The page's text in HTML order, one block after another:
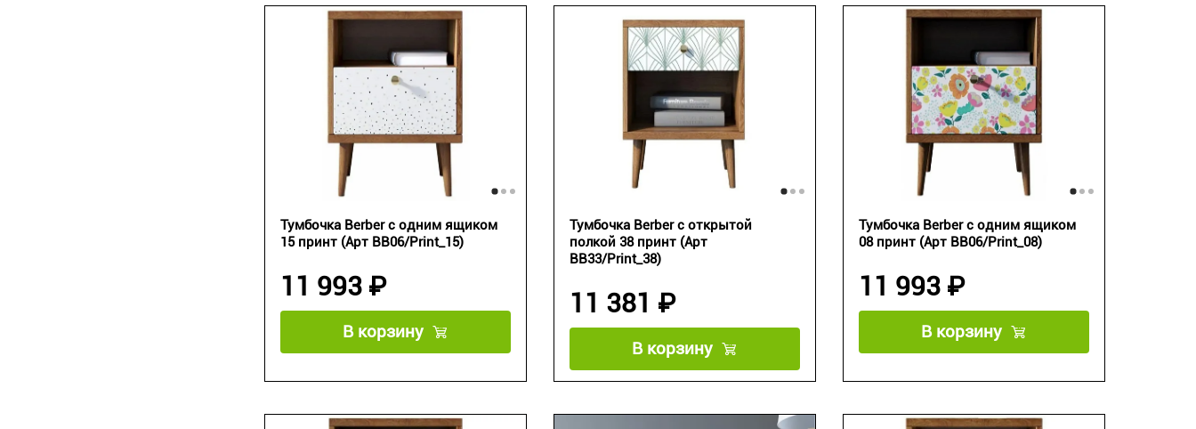
Тумбочка Berber с одним ящиком
15 принт (Арт BB06/Print_15)
11 993 ₽
В корзину
Тумбочка Berber с открытой
полкой 38 принт (Арт
BB33/Print_38)
11 381 ₽
В корзину
Тумбочка Berber с одним ящиком
08 принт (Арт BB06/Print_08)
11 993 ₽
В корзину